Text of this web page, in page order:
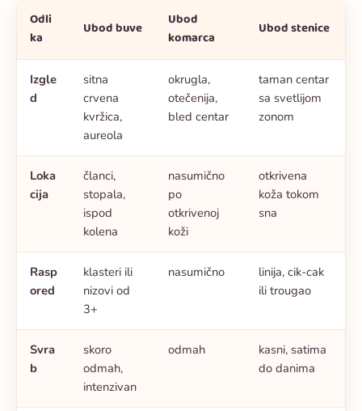
Odli
ka
Ubod buve
Ubod
komarca
Ubod stenice
Izgle
d
sitna
crvena
kvržica,
aureola
okrugla,
otečenija,
bled centar
taman centar
sa svetlijom
zonom
Loka
cija
članci,
stopala,
ispod
kolena
nasumično
po
otkrivenoj
koži
otkrivena
koža tokom
sna
Rasp
ored
klasteri ili
nizovi od
3+
nasumično
linija, cik-cak
ili trougao
Svra
b
skoro
odmah,
intenzivan
odmah
kasni, satima
do danima